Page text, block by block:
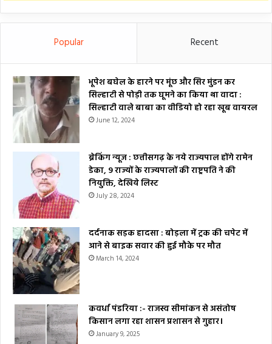
Popular Recent
भूपेश बघेल के हारने पर मूंछ और सिर मुंडन कर
सिल्हाटी से पोड़ी तक घूमने का किया था वादा :
सिल्हाटी वाले बाबा का वीडियो हो रहा खूब वायरल
June 12, 2024
ब्रेकिंग न्यूज : छत्तीसगढ़ के नये राज्यपाल होंगे रामेन
डेका, 9 राज्यों के राज्यपालों की राष्ट्रपति ने की
नियुक्ति, देखिये लिस्ट
July 28, 2024
दर्दनाक सड़क हादसा : बोड़ला में ट्रक की चपेट में
आने से बाइक सवार की हुई मौके पर मौत
March 14, 2024
कवर्धा पंडरिया :- राजस्व सीमांकन से असंतोष
किसान लगा रहा शासन प्रशासन से गुहार।
January 9, 2025